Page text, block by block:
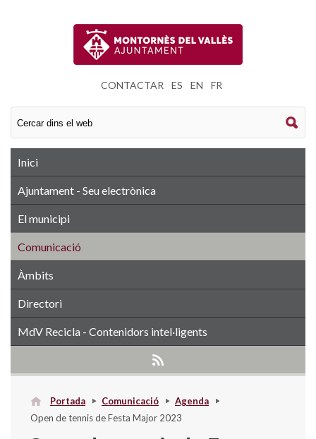
CONTACTAR ES EN FR
Inici
Ajuntament - Seu electrònica
El municipi
Comunicació
Àmbits
Directori
MdV Recicla - Contenidors intel·ligents
Portada Comunicació
Agenda
Open de tennis de Festa Major 2023